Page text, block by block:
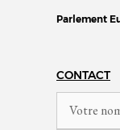
Parlement
CONTACT